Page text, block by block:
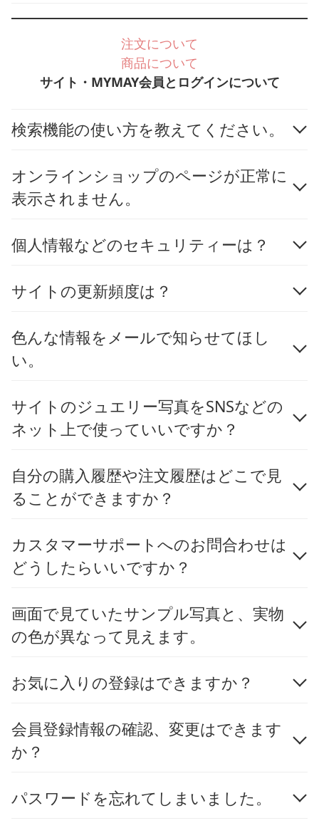
注文について
商品について
サイト・MYMAY会員とログインについて
検索機能の使い方を教えてください。
オンラインショップのページが正常に
表示されません。
個人情報などのセキュリティーは？
サイトの更新頻度は？
色んな情報をメールで知らせてほし
い。
サイトのジュエリー写真をSNSなどの
ネット上で使っていいですか？
自分の購入履歴や注文履歴はどこで見
ることができますか？
カスタマーサポートへのお問合わせは
どうしたらいいですか？
画面で見ていたサンプル写真と、実物
の色が異なって見えます。
お気に入りの登録はできますか？
会員登録情報の確認、変更はできます
か？
パスワードを忘れてしまいました。